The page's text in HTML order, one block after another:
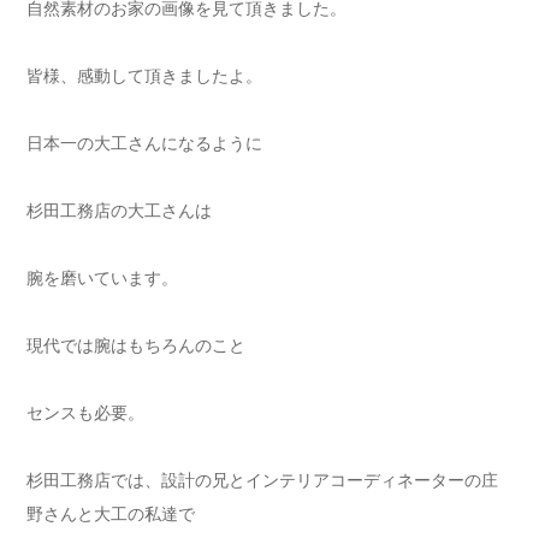
自然素材のお家の画像を見て頂きました。
皆様、感動して頂きましたよ。
日本一の大工さんになるように
杉田工務店の大工さんは
腕を磨いています。
現代では腕はもちろんのこと
センスも必要。
杉田工務店では、設計の兄とインテリアコーディネーターの庄
野さんと大工の私達で